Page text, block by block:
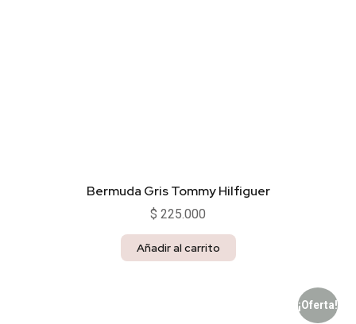
Bermuda Gris Tommy Hilfiguer
$ 225.000
Añadir al carrito
¡Oferta!